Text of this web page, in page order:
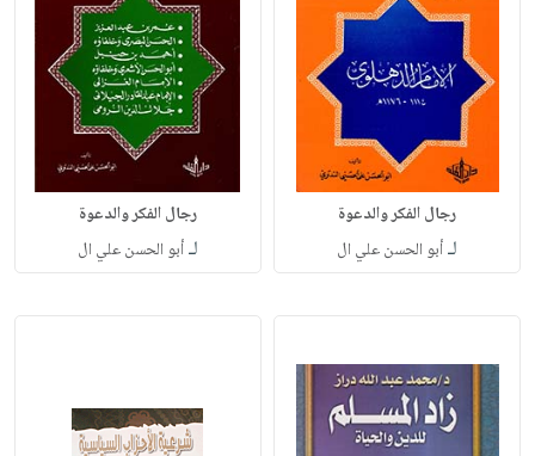
رجال الفكر والدعوة
لـأبو الحسن علي ال
رجال الفكر والدعوة
لـأبو الحسن علي ال